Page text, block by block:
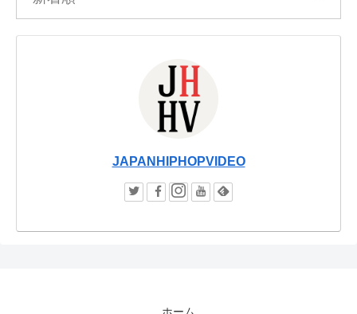
JAPANHIPHOPVIDEO
ホーム